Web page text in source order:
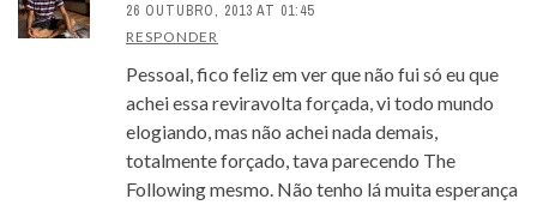
26 OUTUBRO, 2013 AT 01:45
RESPONDER
Pessoal, fico feliz em ver que não fui só eu que
achei essa reviravolta forçada, vi todo mundo
elogiando, mas não achei nada demais,
totalmente forçado, tava parecendo The
Following mesmo. Não tenho lá muita esperança